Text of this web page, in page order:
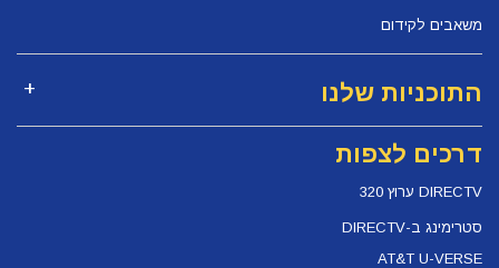
משאבים לקידום
התוכניות שלנו
דרכים לצפות
DIRECTV ערוץ 320
סטרימינג ב-DIRECTV
AT&T U-VERSE